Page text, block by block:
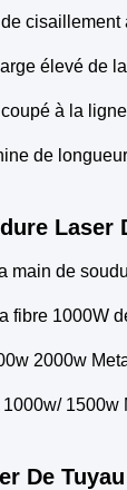
élevé de
à la
de
Laser
main de
fibre 1000W
2000w
De Tuyau